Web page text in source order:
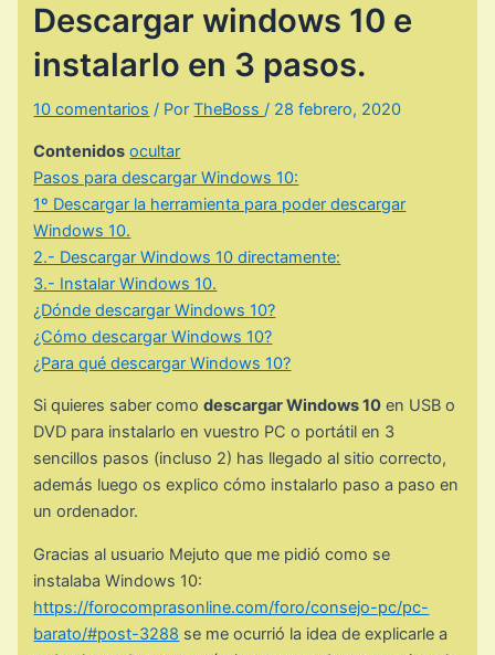
Descargar windows 10 e
instalarlo en 3 pasos.
10 comentarios / PorTheBoss/ 28 febrero, 2020
Contenidos ocultar
Pasos para descargar Windows 10:
1º Descargar la herramienta para poder descargar
Windows 10.
2.- Descargar Windows 10 directamente:
3.- Instalar Windows 10.
¿Dónde descargar Windows 10?
¿Cómo descargar Windows 10?
¿Para qué descargar Windows 10?
Si quieres saber comodescargar Windows 10 en USB o
DVD para instalarlo en vuestro PC o portátil en 3
sencillos pasos (incluso 2) has llegado al sitio correcto,
además luego os explico cómo instalarlo paso a paso en
un ordenador.
Gracias al usuario Mejuto que me pidió como se
instalaba Windows 10:
https://forocomprasonline.com/foro/consejo-pc/pc-
barato/#post-3288 se me ocurrió la idea de explicarle a